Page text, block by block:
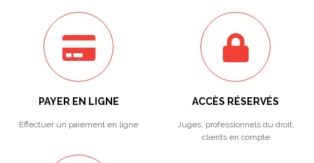
PAYER EN LIGNE
Effectuer un paiement en ligne
ACCÈS RÉSERVÉS
Juges, professionnels du droit,
clients en compte